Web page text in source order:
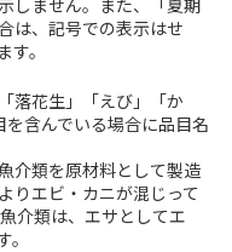
は、記号での表示はせ
。
落花生」「えび」「か
含んでいる場合に品目名
介類を原材料として製造
りエビ・カニが混じって
介類は、エサとしてエ